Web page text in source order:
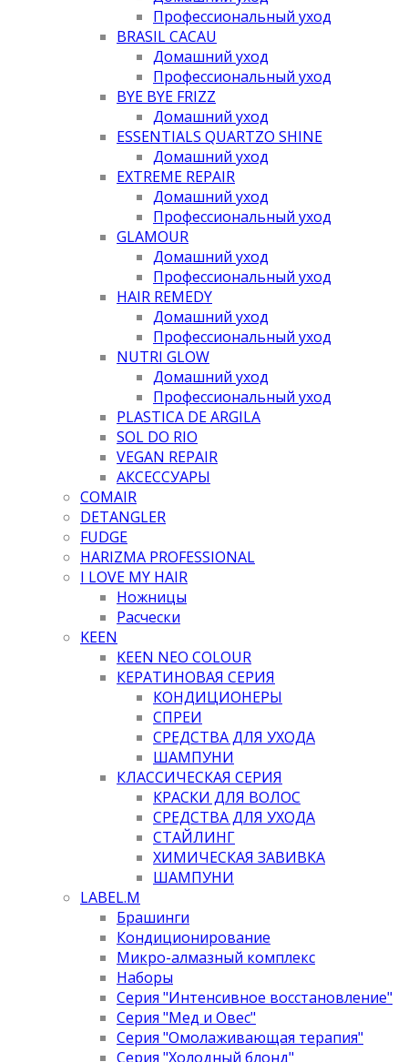
Профессиональный уход
BRASIL CACAU
Домашний уход
Профессиональный уход
BYE BYE FRIZZ
Домашний уход
ESSENTIALS QUARTZO SHINE
Домашний уход
EXTREME REPAIR
Домашний уход
Профессиональный уход
GLAMOUR
Домашний уход
Профессиональный уход
HAIR REMEDY
Домашний уход
Профессиональный уход
NUTRI GLOW
Домашний уход
Профессиональный уход
PLASTICA DE ARGILA
SOL DO RIO
VEGAN REPAIR
АКСЕССУАРЫ
COMAIR
DETANGLER
FUDGE
HARIZMA PROFESSIONAL
I LOVE MY HAIR
Ножницы
Расчески
KEEN
KEEN NEO COLOUR
КЕРАТИНОВАЯ СЕРИЯ
КОНДИЦИОНЕРЫ
СПРЕИ
СРЕДСТВА ДЛЯ УХОДА
ШАМПУНИ
КЛАССИЧЕСКАЯ СЕРИЯ
КРАСКИ ДЛЯ ВОЛОС
СРЕДСТВА ДЛЯ УХОДА
СТАЙЛИНГ
ХИМИЧЕСКАЯ ЗАВИВКА
ШАМПУНИ
LABEL.M
Брашинги
Кондиционирование
Микро-алмазный комплекс
Наборы
Серия "Интенсивное восстановление"
Серия "Мед и Овес"
Серия "Омолаживающая терапия"
Серия "Холодный блонд"